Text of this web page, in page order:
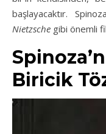
başlayacaktır.
Nietzsche gibi önemli
Biricik